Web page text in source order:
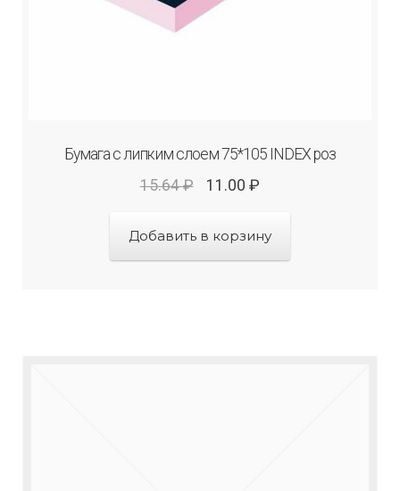
Бумага с липким слоем 75*105 INDEX роз
15.64₽ 11.00₽
Добавить в корзину